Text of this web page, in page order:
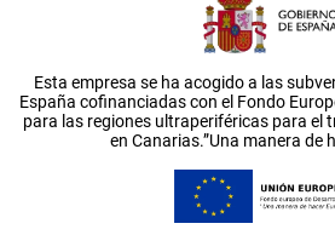
Esta empresa se ha acogido a las
España cofinanciadas con el Fondo
para las regiones ultraperiféricas para el
en Canarias.”Una manera de